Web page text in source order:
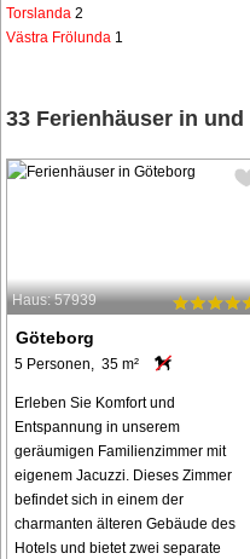
Torslanda 2
Västra Frölunda 1
33 Ferienhäuser in
Haus: 57939
Göteborg
5 Personen, 35 m²
Erleben Sie Komfort und
Entspannung in unserem
geräumigen Familienzimmer mit
eigenem Jacuzzi. Dieses Zimmer
befindet sich in einem der
charmanten älteren Gebäude des
Hotels und bietet zwei separate